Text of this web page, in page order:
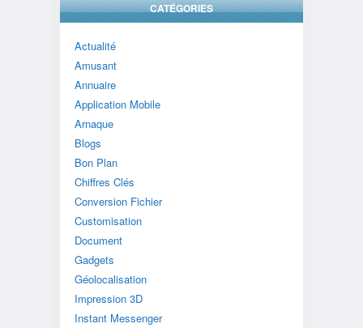
CATÉGORIES
Actualité
Amusant
Annuaire
Application Mobile
Arnaque
Blogs
Bon Plan
Chiffres Clés
Conversion Fichier
Customisation
Document
Gadgets
Géolocalisation
Impression 3D
Instant Messenger